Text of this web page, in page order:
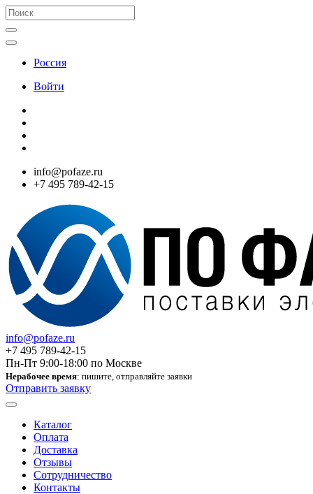
Россия
Войти
info@pofaze.ru
+7 495 789-42-15
info@pofaze.ru
+7 495 789-42-15
Пн-Пт 9:00-18:00 по Москве
Нерабочее время: пишите, отправляйте заявки
Отправить заявку
Каталог
Оплата
Доставка
Отзывы
Сотрудничество
Контакты